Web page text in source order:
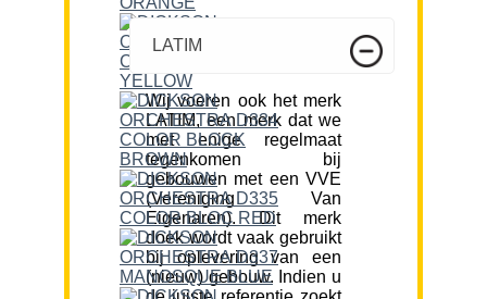
LATIM
Wij voeren ook het merk
LATIM, een merk dat we
met enige regelmaat
tegenkomen bij
gebouwen met een VVE
(Vereniging Van
Eigenaren). Dit merk
doek wordt vaak gebruikt
bij oplevering van een
(nieuw) gebouw. Indien u